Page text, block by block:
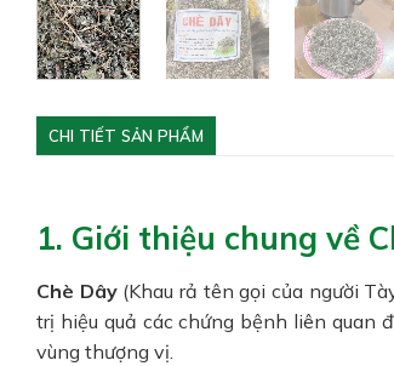
CHI TIẾT SẢN PHẨM
1. Giới thiệu chung về
Chè Dây (Khau rả tên gọi của người
trị hiệu quả các chứng bệnh liên quan
vùng thượng vị.